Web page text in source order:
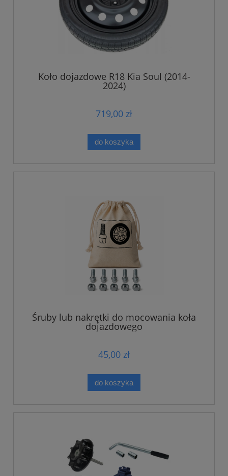
Koło dojazdowe R18 Kia Soul (2014-
2024)
719,00 zł
do koszyka
Śruby lub nakrętki do mocowania koła
dojazdowego
45,00 zł
do koszyka